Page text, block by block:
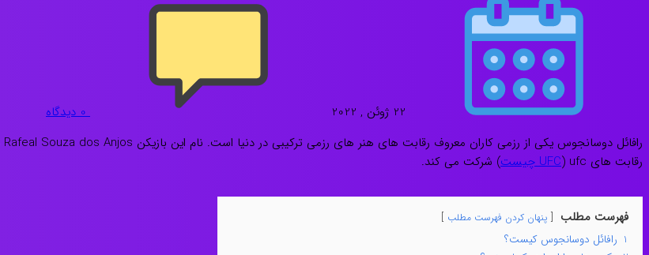
22 ژوئن , 2022 0 دیدگاه
رقابت های ufc (
UFC چیست ) شرکت می کند.
فهرست مطلب پنهان کردن فهرست مطلب
1 رافائل دوسانجوس کیست؟